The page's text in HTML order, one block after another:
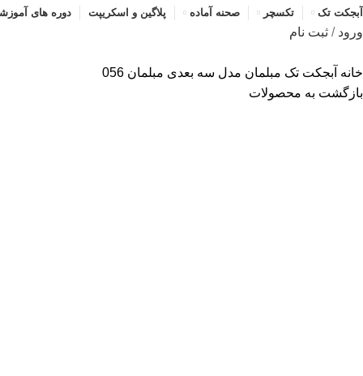
آبجکت تک تکسچر صحنه آماده پلاگین و اسکریپت دوره های
ورود / ثبت نام
خانه آبجکت تک مبلمان مدل سه بعدی مبلمان 056
بازگشت به محصولات